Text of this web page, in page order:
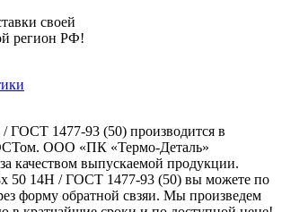
своей
регион РФ!
ГОСТ 1477-93 (50) производится в
ООО «ПК «Термо-Деталь»
качеством выпускаемой продукции.
50 14H / ГОСТ 1477-93 (50) вы можете по
форму обратной свзяи. Мы произведем